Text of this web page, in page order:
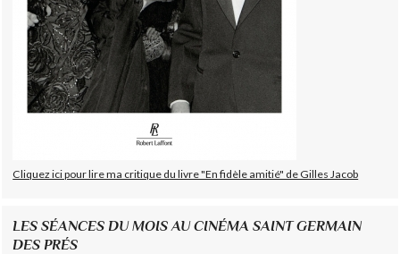
Cliquez ici pour lire ma critique du livre "En fidèle amitié" de Gilles Jacob
LES SÉANCES DU MOIS AU CINÉMA SAINT GERMAIN
DES PRÉS